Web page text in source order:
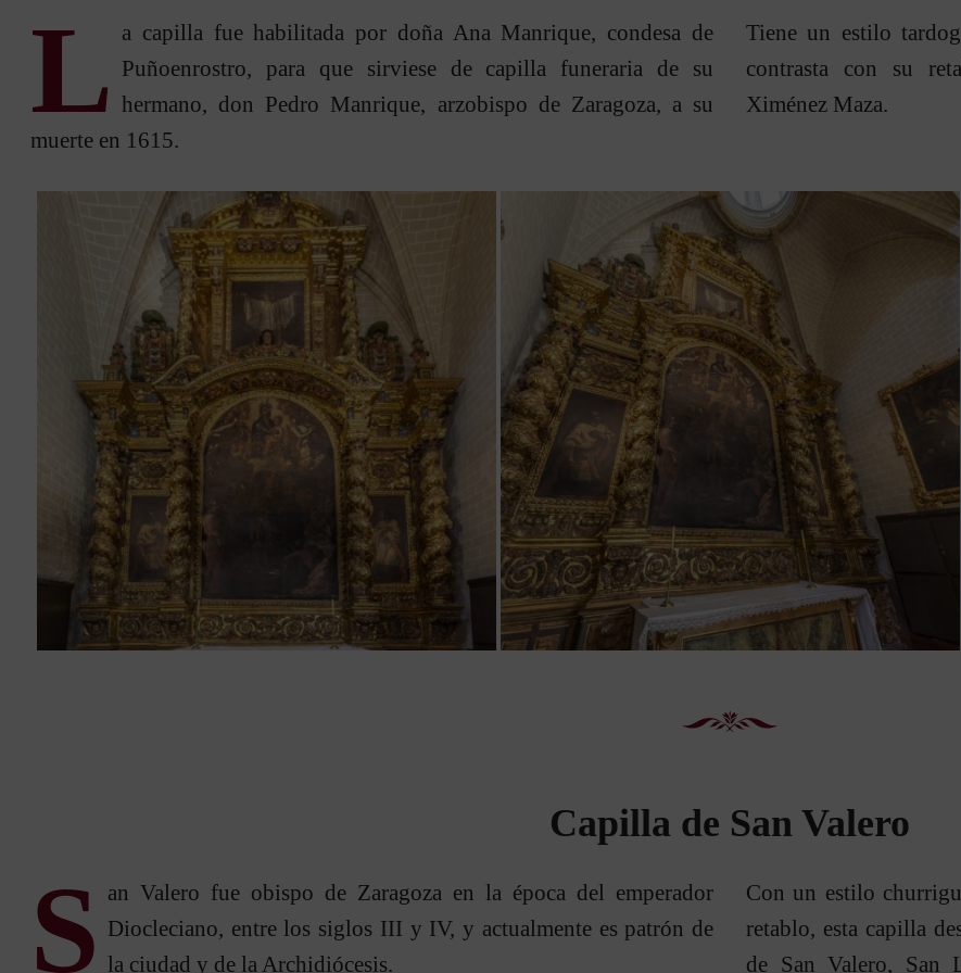
L a capilla fue habilitada por doña Ana Manrique, condesa de
Puñoenrostro, para que sirviese de capilla funeraria de su
hermano, don Pedro Manrique, arzobispo de Zaragoza, a su
muerte en 1615.
Tiene un estilo
contrasta con su
Ximénez Maza.
Capilla de San Valero
S an Valero fue obispo de Zaragoza en la época del emperador
Diocleciano, entre los siglos III y IV, y actualmente es patrón de
la ciudad y de la Archidiócesis.
Con un estilo
retablo, esta capilla
de San Valero, San